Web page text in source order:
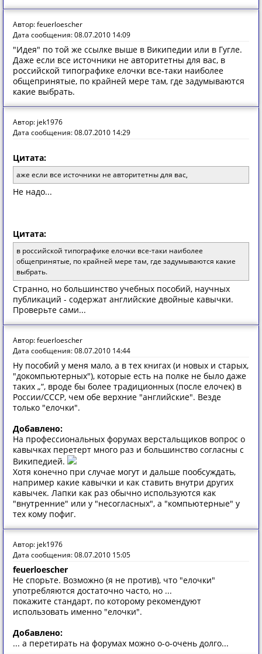
Автор: feuerloescher
Дата сообщения: 08.07.2010 14:09
"Идея" по той же ссылке выше в Википедии или в Гугле.
Даже если все источники не авторитетны для вас, в
российской типографике елочки все-таки наиболее
общепринятые, по крайней мере там, где задумываются
какие выбрать.
Автор: jek1976
Дата сообщения: 08.07.2010 14:29
Цитата:
аже если все источники не авторитетны для вас,
Не надо...
Цитата:
в российской типографике елочки все-таки наиболее
общепринятые, по крайней мере там, где задумываются какие
выбрать.
Странно, но большинство учебных пособий, научных
публикаций - содержат английские двойные кавычки.
Проверьте сами...
Автор: feuerloescher
Дата сообщения: 08.07.2010 14:44
Ну пособий у меня мало, а в тех книгах (и новых и старых,
"докомпьютерных"), которые есть на полке не было даже
таких „“, вроде бы более традиционных (после елочек) в
России/СССР, чем обе верхние "английские". Везде
только "елочки".
Добавлено:
На профессиональных форумах верстальщиков вопрос о
кавычках перетерт много раз и большинство согласны с
Википедией.
Хотя конечно при случае могут и дальше пообсуждать,
например какие кавычки и как ставить внутри других
кавычек. Лапки как раз обычно используются как
"внутренние" или у "несогласных", а "компьютерные" у
тех кому пофиг.
Автор: jek1976
Дата сообщения: 08.07.2010 15:05
feuerloescher
Не спорьте. Возможно (я не против), что "елочки"
употребляются достаточно часто, но ...
покажите стандарт, по которому рекомендуют
использовать именно "елочки".
Добавлено:
... а перетирать на форумах можно о-о-очень долго...